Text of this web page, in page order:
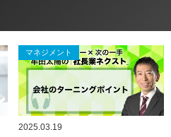
マネジメント
2025.03.19